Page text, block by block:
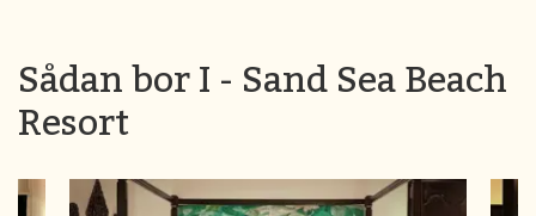
Sådan bor I - Sand Sea Beach
Resort